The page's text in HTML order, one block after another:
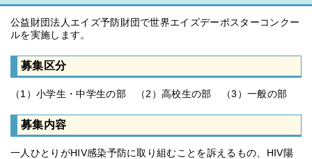
公益財団法人エイズ予防財団で世界エイズデーポスターコンクー
ルを実施します。
募集区分
（1）小学生・中学生の部 （2）高校生の部 （3）一般の部
募集内容
一人ひとりがHIV感染予防に取り組むことを訴えるもの、HIV陽